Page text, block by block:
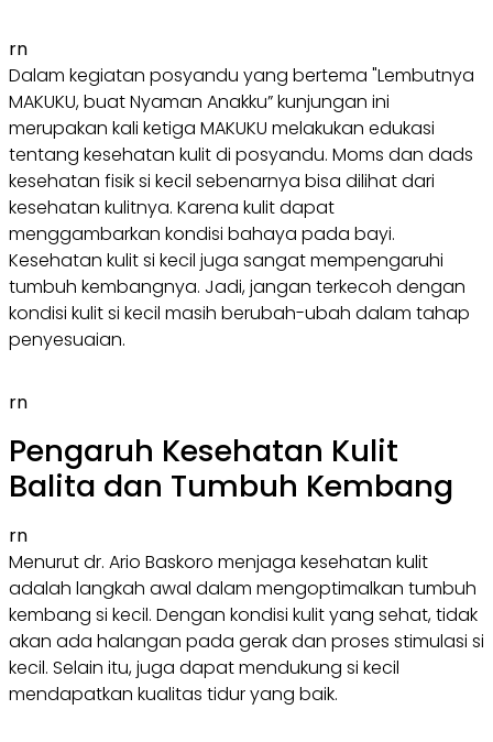
rn
Dalam kegiatan posyandu yang bertema "Lembutnya
MAKUKU, buat Nyaman Anakku” kunjungan ini
merupakan kali ketiga MAKUKU melakukan edukasi
tentang kesehatan kulit di posyandu. Moms dan dads
kesehatan fisik si kecil sebenarnya bisa dilihat dari
kesehatan kulitnya. Karena kulit dapat
menggambarkan kondisi bahaya pada bayi.
Kesehatan kulit si kecil juga sangat mempengaruhi
tumbuh kembangnya. Jadi, jangan terkecoh dengan
kondisi kulit si kecil masih berubah-ubah dalam tahap
penyesuaian.
rn
Pengaruh Kesehatan Kulit
Balita dan Tumbuh Kembang
rn
Menurut dr. Ario Baskoro menjaga kesehatan kulit
adalah langkah awal dalam mengoptimalkan tumbuh
kembang si kecil. Dengan kondisi kulit yang sehat, tidak
akan ada halangan pada gerak dan proses stimulasi si
kecil. Selain itu, juga dapat mendukung si kecil
mendapatkan kualitas tidur yang baik.